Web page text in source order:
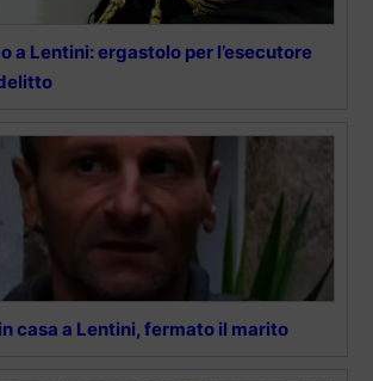
a Lentini: ergastolo per l’esecutore
casa a Lentini, fermato il marito